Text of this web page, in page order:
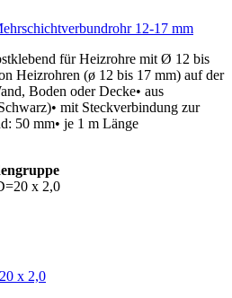
12-17 mm
für Heizrohre mit Ø 12 bis
Heizrohren (ø 12 bis 17 mm) auf der
Boden oder Decke• aus
mit Steckverbindung zur
50 mm• je 1 m Länge
x 2,0